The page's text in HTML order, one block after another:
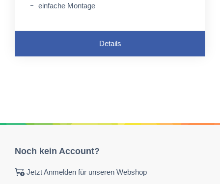
einfache Montage
Details
Noch kein Account?
Jetzt Anmelden für unseren Webshop